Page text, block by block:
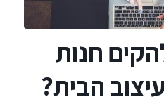
חנות
הבית?